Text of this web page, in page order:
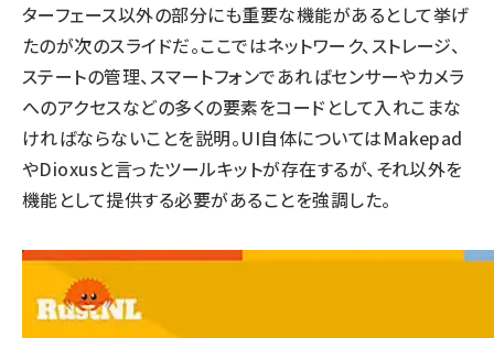
ターフェース以外の部分にも重要な機能があるとして挙げ
たのが次のスライドだ。ここではネットワーク、ストレージ、
ステートの管理、スマートフォンであればセンサーやカメラ
へのアクセスなどの多くの要素をコードとして入れこまな
ければならないことを説明。UI自体についてはMakepad
やDioxusと言ったツールキットが存在するが、それ以外を
機能として提供する必要があることを強調した。